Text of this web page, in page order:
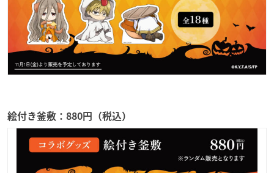
絵付き釜敷：880円（税込）